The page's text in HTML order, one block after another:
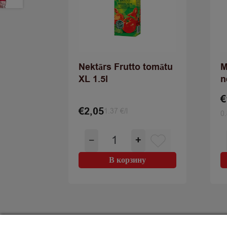
Nektārs Frutto tomātu
XL 1.5l
€2,051.37 €/l
−
Количество
товара
Nektārs
Frutto
+
В корзину
€